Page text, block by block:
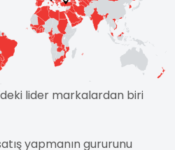
lider markalardan biri
yapmanın gururunu